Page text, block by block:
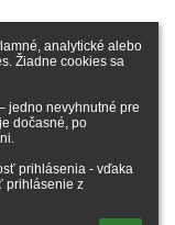
analytické alebo
Žiadne cookies sa
jedno nevyhnutné pre
dočasné, po
prihlásenia - vďaka
prihlásenie z